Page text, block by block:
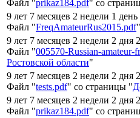
Файл "prikaz184.pdf" со
9 лет 7 месяцев 2 недели 1
Файл "FreqAmateurRus2015.pdf
9 лет 7 месяцев 2 недели 2 дня
Файл "005570-Russian-amateur-
Ростовской области"
9 лет 7 месяцев 2 недели 2 дня
Файл "tests.pdf" со страницы "
9 лет 7 месяцев 2 недели 2 дня
Файл "prikaz184.pdf" со